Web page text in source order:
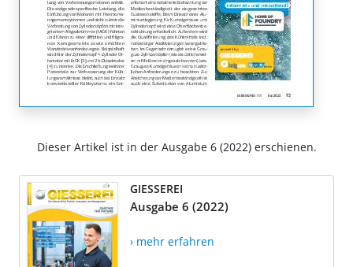
Dieser Artikel ist in der Ausgabe 6 (2022) erschienen.
GIESSEREI
Ausgabe 6 (2022)
› mehr erfahren